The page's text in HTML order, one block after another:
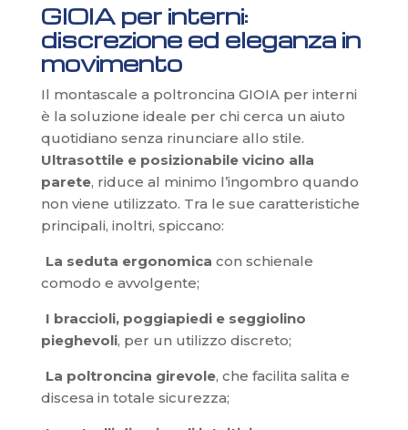
GIOIA per interni:
discrezione ed eleganza in
movimento
Il montascale a poltroncina GIOIA per interni
è la soluzione ideale per chi cerca un aiuto
quotidiano senza rinunciare allo stile.
Ultrasottile e posizionabile vicino alla
parete, riduce al minimo l’ingombro quando
non viene utilizzato. Tra le sue caratteristiche
principali, inoltri, spiccano:
La seduta ergonomica con schienale
comodo e avvolgente;
I braccioli, poggiapiedi e seggiolino
pieghevoli, per un utilizzo discreto;
La poltroncina girevole, che facilita salita e
discesa in totale sicurezza;